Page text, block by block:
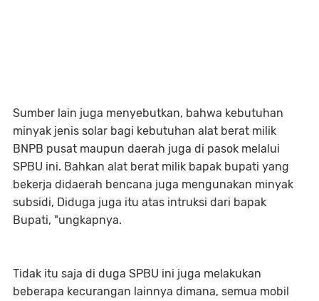
Sumber lain juga menyebutkan, bahwa kebutuhan
minyak jenis solar bagi kebutuhan alat berat milik
BNPB pusat maupun daerah juga di pasok melalui
SPBU ini. Bahkan alat berat milik bapak bupati yang
bekerja didaerah bencana juga mengunakan minyak
subsidi, Diduga juga itu atas intruksi dari bapak
Bupati, "ungkapnya.
Tidak itu saja di duga SPBU ini juga melakukan
beberapa kecurangan lainnya dimana, semua mobil